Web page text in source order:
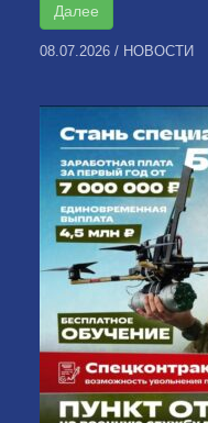
Далее
08.07.2026 / НОВОСТИ